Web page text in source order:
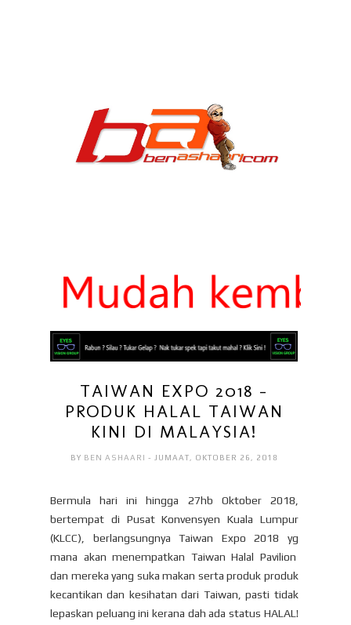
TAIWAN EXPO 2018 -
PRODUK HALAL TAIWAN
KINI DI MALAYSIA!
BY BEN ASHAARI - JUMAAT, OKTOBER 26, 2018
Bermula hari ini hingga 27hb Oktober 2018,
bertempat di Pusat Konvensyen Kuala Lumpur
(KLCC), berlangsungnya Taiwan Expo 2018 yg
mana akan menempatkan Taiwan Halal Pavilion
dan mereka yang suka makan serta produk produk
kecantikan dan kesihatan dari Taiwan, pasti tidak
lepaskan peluang ini kerana dah ada status HALAL!